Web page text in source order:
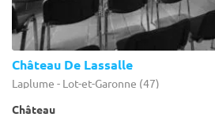
Château De Lassalle
Laplume - Lot-et-Garonne (47)
Château